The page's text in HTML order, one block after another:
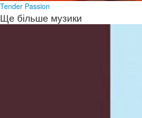
Tender Passion
Ще більше музики